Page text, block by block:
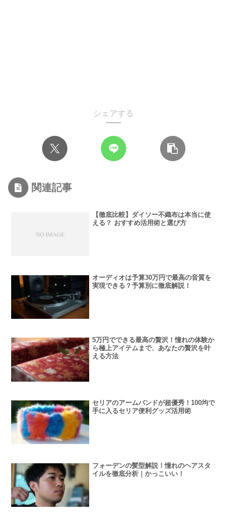
シェアする
関連記事
【徹底比較】ダイソー不織布は本当に使
える？ おすすめ活用術と選び方
オーディオは予算30万円で最高の音質を
実現できる？予算別に徹底解説！
5万円でできる最高の贅沢！憧れの体験か
ら極上アイテムまで、あなたの贅沢を叶
える方法
セリアのアームバンドが超優秀！100均で
手に入るセリア便利グッズ活用術
フォーデンの髪型解説！憧れのヘアスタ
イルを徹底分析｜かっこいい！